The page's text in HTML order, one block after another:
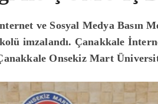
ve Sosyal Medya Basın
imzalandı. Çanakkale
Onsekiz Mart